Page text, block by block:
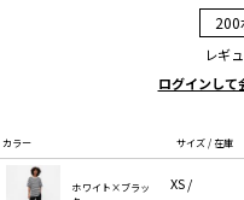
200
レギ
ログインして
カラー サイズ / 在庫
ホワイト×ブラッ
XS /